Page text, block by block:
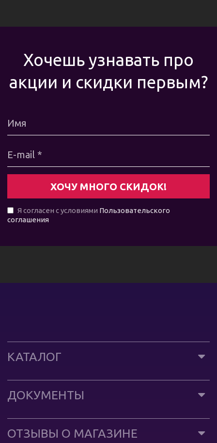
Хочешь узнавать про
акции и скидки первым?
Я согласен с условиями Пользовательского
соглашения
КАТАЛОГ
ДОКУМЕНТЫ
ОТЗЫВЫ О МАГАЗИНЕ